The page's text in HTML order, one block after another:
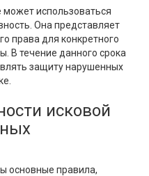
использоваться
Она представляет
права для конкретного
В течение данного срока
защиту нарушенных
исковой
основные правила,